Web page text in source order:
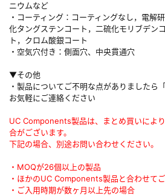
ニウムなど
・コーティング：コーティングなし，電解
化タングステンコート，二硫化モリブデン
ト，クロム酸銀コート
・空気穴付き：側面穴、中央貫通穴
▼その他
・製品についてご不明な点がありましたら
お気軽にご連絡ください
UC Components製品は、まとめ買いによ
合がございます。
下記の場合、別途お問い合わせください。
・MOQが26個以上の製品
・ほかのUC Components製品と合わせて
・ご入用時期が数ヶ月以上先の場合